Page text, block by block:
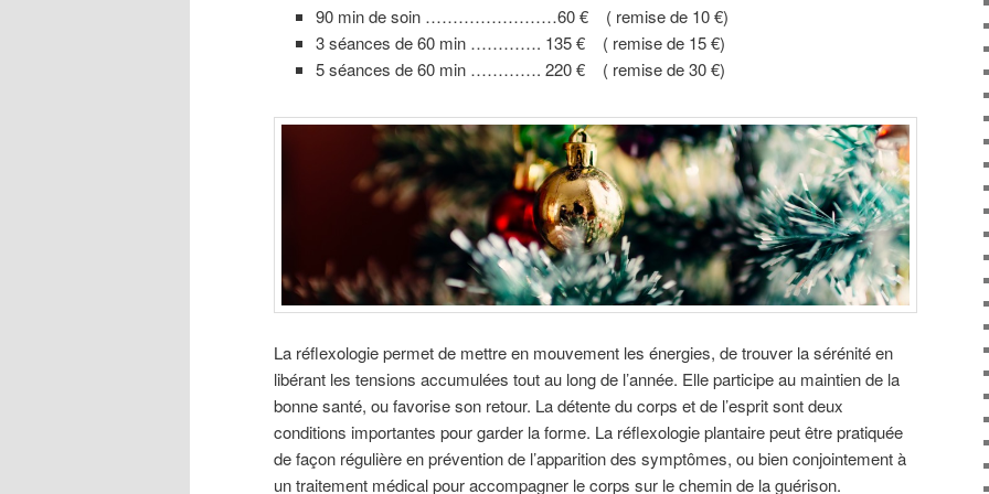
90 min de soin ……………………60 € ( remise de 10 €)
3 séances de 60 min …………. 135 € ( remise de 15 €)
5 séances de 60 min …………. 220 € ( remise de 30 €)
La réflexologie permet de mettre en mouvement les énergies, de trouver la sérénité en
libérant les tensions accumulées tout au long de l’année. Elle participe au maintien de la
bonne santé, ou favorise son retour. La détente du corps et de l’esprit sont deux
conditions importantes pour garder la forme. La réflexologie plantaire peut être pratiquée
de façon régulière en prévention de l’apparition des symptômes, ou bien conjointement à
un traitement médical pour accompagner le corps sur le chemin de la guérison.